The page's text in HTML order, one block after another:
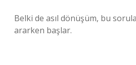
Belki de asıl dönüşüm, bu
ararken başlar.